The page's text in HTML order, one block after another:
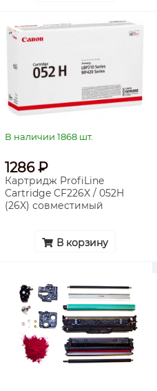
В наличии 1868 шт.
1286 ₽
Картридж ProfiLine
Cartridge CF226X / 052H
(26X) совместимый
В корзину